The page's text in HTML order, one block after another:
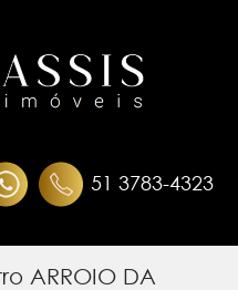
51 3783-4323
ARROIO DA